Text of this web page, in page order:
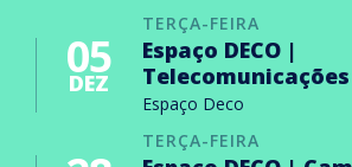
TERÇA-FEIRA
05
DEZ
Espaço DECO |
Espaço Deco
TERÇA-FEIRA